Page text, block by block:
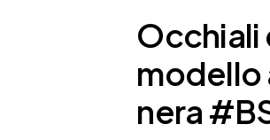
Occhiali
modello
nera